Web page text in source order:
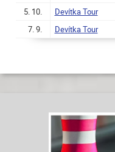
5. 10.
Devítka Tour
7. 9.
Devítka Tour